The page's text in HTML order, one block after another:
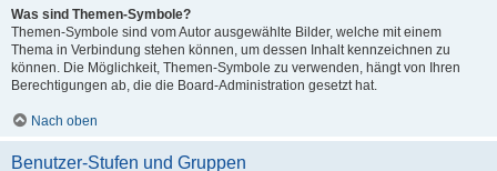
Was sind Themen-Symbole?
Themen-Symbole sind vom Autor ausgewählte Bilder, welche mit einem
Thema in Verbindung stehen können, um dessen Inhalt kennzeichnen zu
können. Die Möglichkeit, Themen-Symbole zu verwenden, hängt von Ihren
Berechtigungen ab, die die Board-Administration gesetzt hat.
Nach oben
Benutzer-Stufen und Gruppen